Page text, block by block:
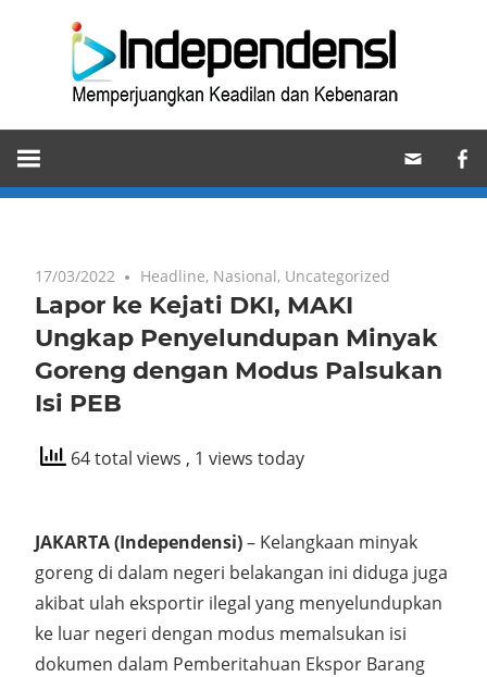
Memperjuangkan
Keadilan
dan
17/03/2022 Headline, Nasional, Uncategorized
Lapor ke Kejati DKI, MAKI
Ungkap Penyelundupan Minyak
Goreng dengan Modus Palsukan
Isi PEB
64 total views , 1 views today
JAKARTA (Independensi)– Kelangkaan minyak
goreng di dalam negeri belakangan ini diduga juga
akibat ulah eksportir ilegal yang menyelundupkan
ke luar negeri dengan modus memalsukan isi
dokumen dalam Pemberitahuan Ekspor Barang